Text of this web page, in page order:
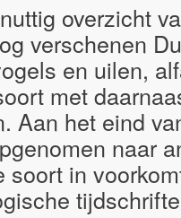
overzicht
verschenen
en uilen,
met
Aan het eind
naar
soort in